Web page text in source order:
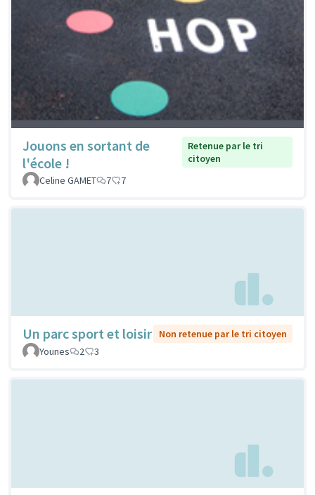
Jouons en sortant de
l'école !
Retenue par le tri
citoyen
Celine GAMET
7 7
Un parc sport et loisir
Non retenue par le tri citoyen
Younes
2 3